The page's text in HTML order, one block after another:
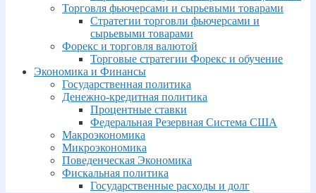
Торговля фьючерсами и сырьевыми товарами
Стратегии торговли фьючерсами и
сырьевыми товарами
Форекс и торговля валютой
Торговые стратегии Форекс и обучение
Экономика и Финансы
Государственная политика
Денежно-кредитная политика
Процентные ставки
Федеральная Резервная Система США
Макроэкономика
Микроэкономика
Поведенческая Экономика
Фискальная политика
Государственные расходы и долг